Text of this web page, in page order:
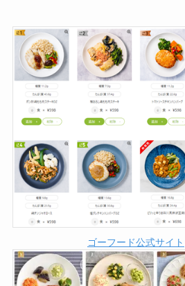
ゴーフード公式サイト